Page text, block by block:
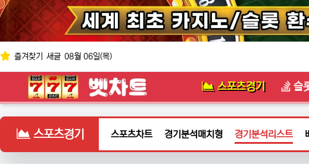
상단 네비
즐겨찾기 새글 08월 06일(목)
메인 메뉴로고 스포츠경기 슬
스포츠경기 스포츠차트 경기분석매치형 경기분석리스트